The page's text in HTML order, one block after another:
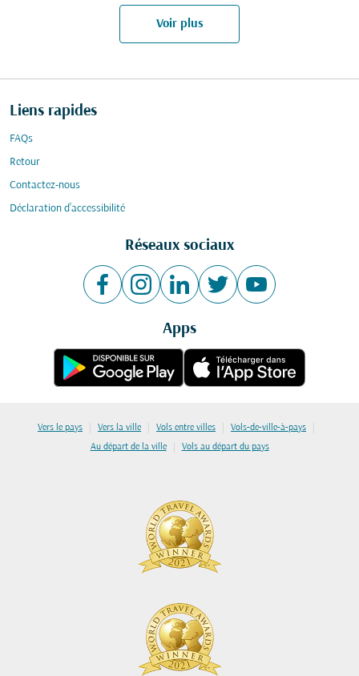
Voir plus
Liens rapides
FAQs
Retour
Contactez-nous
Déclaration d’accessibilité
Réseaux sociaux
Apps
Vers le pays | Vers la ville | Vols entre villes | Vols-de-ville-à-pays |
Au départ de la ville | Vols au départ du pays